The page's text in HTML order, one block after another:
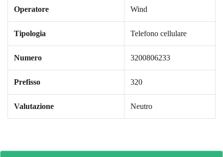
Operatore Wind
Tipologia Telefono cellulare
Numero 3200806233
Prefisso 320
Valutazione Neutro